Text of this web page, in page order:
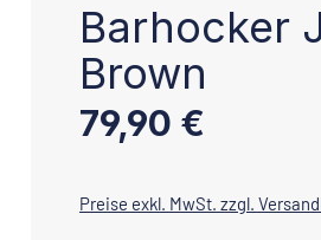
Barhocker
Brown
Regulärer Preis:
79,90 €
Preise exkl. MwSt. zzgl.